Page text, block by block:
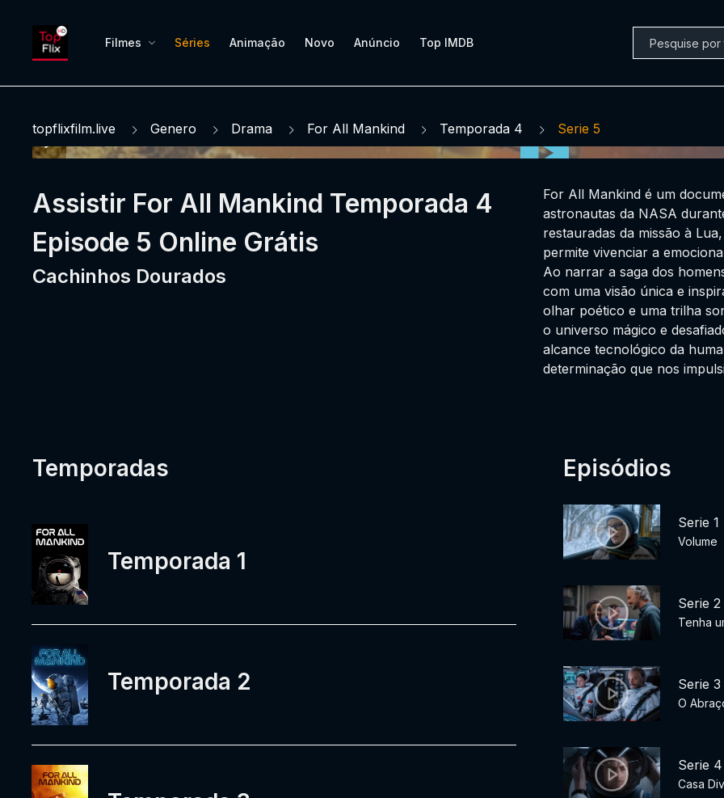
Filmes Séries Animação Novo Anúncio Top IMDB
topflixfilm.live Genero Drama For All Mankind Temporada 4 Serie 5
Assistir For All Mankind Temporada 4
Episode 5 Online Grátis
Cachinhos Dourados
For All Mankind é um
astronautas da NASA
restauradas da missão à
permite vivenciar a
Ao narrar a saga dos
com uma visão única e
olhar poético e uma trilha
o universo mágico e
alcance tecnológico da
determinação que nos
Temporadas
Temporada 1
Temporada 2
Episódios
Serie 1
Volume
Serie 2
Tenha
Serie 3
O
Serie 4
Casa